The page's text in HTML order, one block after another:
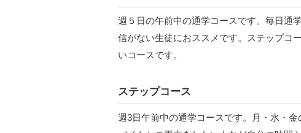
週５日の午前中の通学コースです。毎日通
信がない生徒におススメです。ステップコ
いコースです。
ステップコース
週3日午前中の通学コースです。月・水・